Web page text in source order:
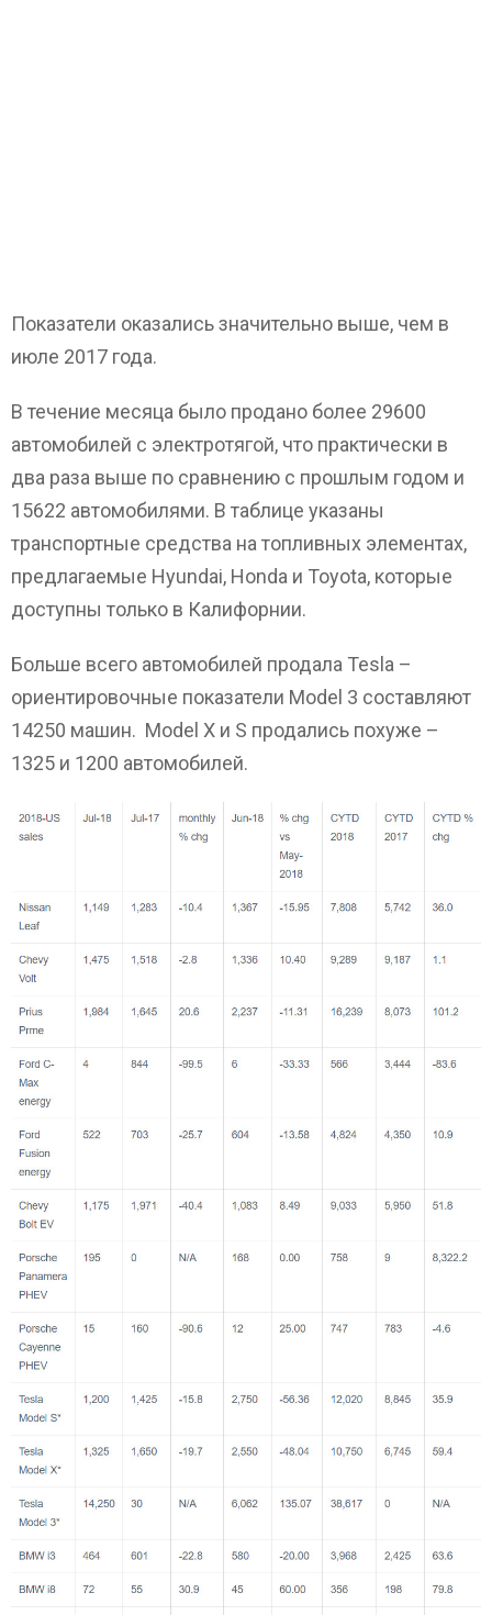
Показатели оказались значительно выше, чем в
июле 2017 года.
В течение месяца было продано более 29600
автомобилей с электротягой, что практически в
два раза выше по сравнению с прошлым годом и
15622 автомобилями. В таблице указаны
транспортные средства на топливных элементах,
предлагаемые Hyundai, Honda и Toyota, которые
доступны только в Калифорнии.
Больше всего автомобилей продала Tesla –
ориентировочные показатели Model 3 составляют
14250 машин. Model X и S продались похуже –
1325 и 1200 автомобилей.